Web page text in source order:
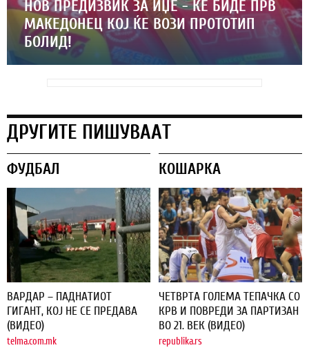
НОВ ПРЕДИЗВИК ЗА ИЏЕ - ЌЕ БИДЕ ПРВ
МАКЕДОНЕЦ КОЈ ЌЕ ВОЗИ ПРОТОТИП
БОЛИД!
ДРУГИТЕ ПИШУВААТ
ФУДБАЛ
ВАРДАР – ПАДНАТИОТ
ГИГАНТ, КОЈ НЕ СЕ ПРЕДАВА
(ВИДЕО)
telma.com.mk
КОШАРКА
ЧЕТВРТА ГОЛЕМА ТЕПАЧКА СО
КРВ И ПОВРЕДИ ЗА ПАРТИЗАН
ВО 21. ВЕК (ВИДЕО)
republika.rs